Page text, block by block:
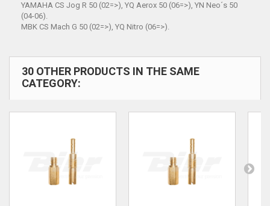
YAMAHA CS Jog R 50 (02=>), YQ Aerox 50 (06=>), YN Neo´s 50
(04-06).
MBK CS Mach G 50 (02=>), YQ Nitro (06=>).
30 OTHER PRODUCTS IN THE SAME
CATEGORY: